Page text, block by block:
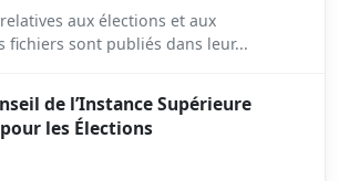
aux élections et aux
fichiers sont publiés dans leur...
de l’Instance Supérieure
les Élections